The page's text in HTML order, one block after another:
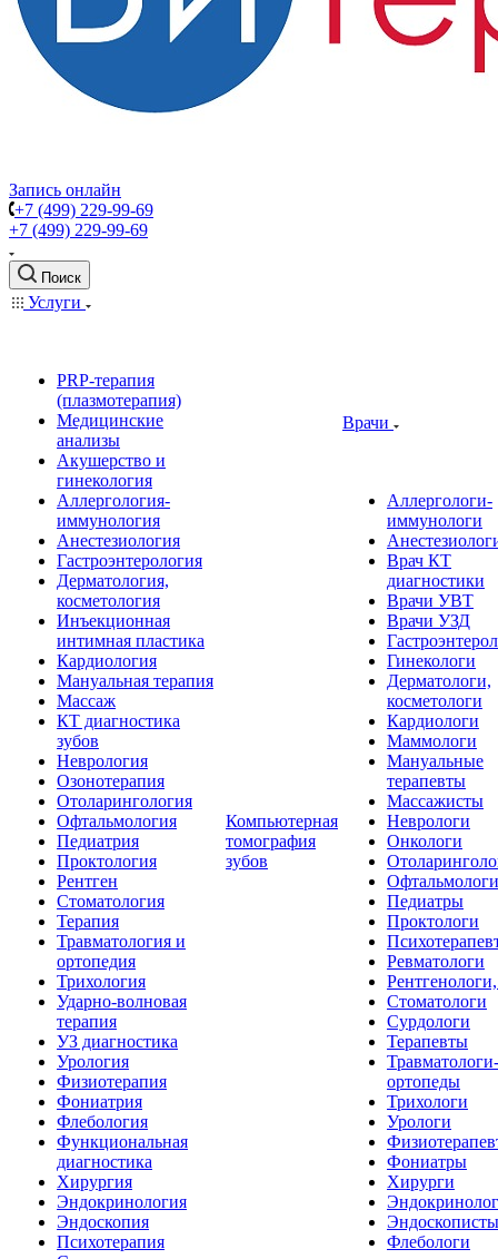
Запись онлайн
+7 (499) 229-99-69
+7 (499) 229-99-69
Поиск
Услуги
PRP-терапия
(плазмотерапия)
Медицинские
анализы
Акушерство и
гинекология
Аллергология-
иммунология
Анестезиология
Гастроэнтерология
Дерматология,
косметология
Инъекционная
интимная пластика
Кардиология
Мануальная терапия
Массаж
КТ диагностика
зубов
Неврология
Озонотерапия
Отоларингология
Офтальмология
Педиатрия
Проктология
Рентген
Стоматология
Терапия
Травматология и
ортопедия
Трихология
Ударно-волновая
терапия
УЗ диагностика
Урология
Физиотерапия
Фониатрия
Флебология
Функциональная
диагностика
Хирургия
Эндокринология
Эндоскопия
Психотерапия
Компьютерная
томография
зубов
Врачи
Аллергологи-
иммунологи
Врач КТ
диагностики
Врачи УВТ
Врачи УЗД
Гинекологи
Дерматологи,
косметологи
Кардиологи
Маммологи
Мануальные
терапевты
Массажисты
Неврологи
Онкологи
Офтальмологи
Педиатры
Проктологи
Ревматологи
Стоматологи
Сурдологи
Терапевты
Травматологи-
ортопеды
Трихологи
Урологи
Фониатры
Хирурги
Эндоскописты
Флебологи